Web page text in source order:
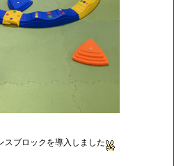
スブロックを導入しました